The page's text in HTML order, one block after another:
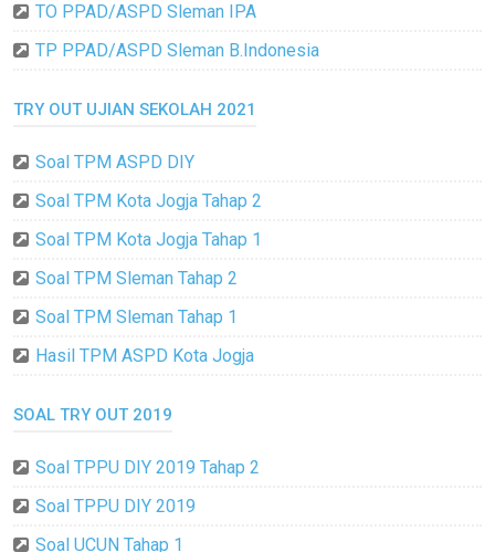
TO PPAD/ASPD Sleman IPA
TP PPAD/ASPD Sleman B.Indonesia
TRY OUT UJIAN SEKOLAH 2021
Soal TPM ASPD DIY
Soal TPM Kota Jogja Tahap 2
Soal TPM Kota Jogja Tahap 1
Soal TPM Sleman Tahap 2
Soal TPM Sleman Tahap 1
Hasil TPM ASPD Kota Jogja
SOAL TRY OUT 2019
Soal TPPU DIY 2019 Tahap 2
Soal TPPU DIY 2019
Soal UCUN Tahap 1